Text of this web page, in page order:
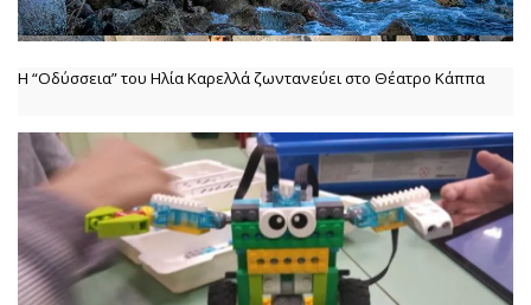
Η “Οδύσσεια” του Ηλία Καρελλά ζωντανεύει στο Θέατρο Κάππα